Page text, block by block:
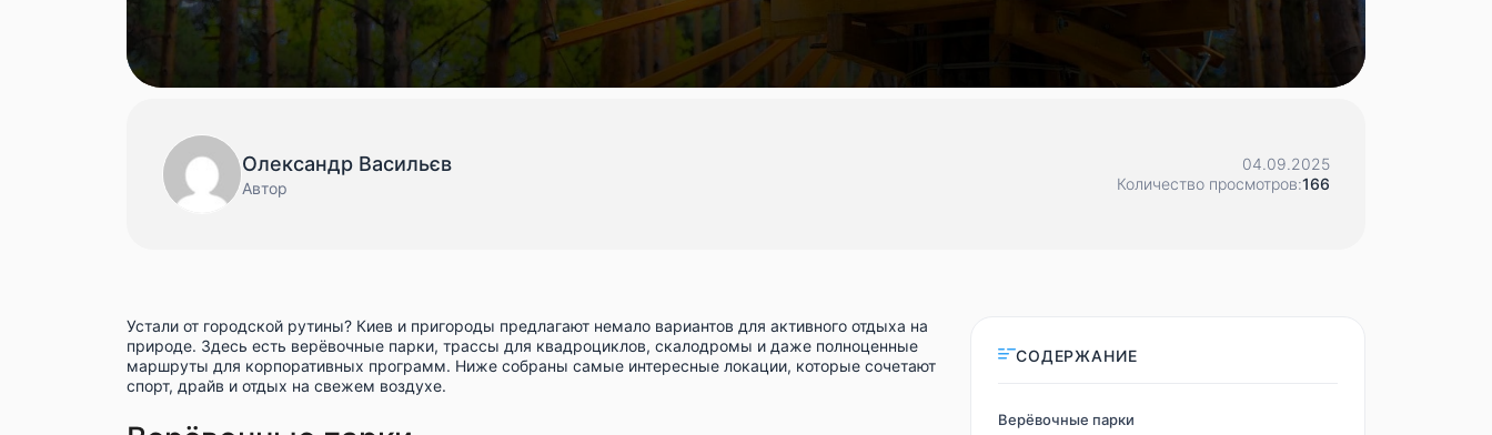
Олександр Васильєв
Автор
04.09.2025
Количество просмотров:166
СОДЕРЖАНИЕ
Верёвочные парки
Устали от городской рутины? Киев и пригороды предлагают немало вариантов для активного отдыха на
природе. Здесь есть верёвочные парки, трассы для квадроциклов, скалодромы и даже полноценные
маршруты для корпоративных программ. Ниже собраны самые интересные локации, которые сочетают
спорт, драйв и отдых на свежем воздухе.